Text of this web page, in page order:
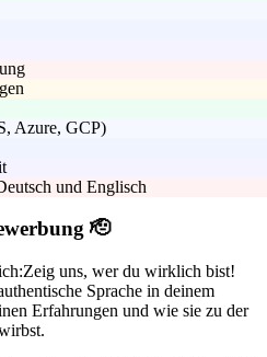
Azure, GCP)
und Englisch
🫡
Zeig uns, wer du wirklich bist!
Sprache in deinem
Erfahrungen und wie sie zu der